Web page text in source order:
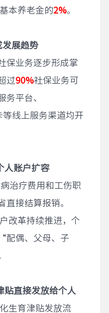
本养老金的2%。
发展趋势
保业务逐步形成掌
过90%社保业务可
务平台、
等线上服务渠道均开
人账户扩容
治疗费用和工伤职
直接结算报销。‌
改革持续推进，个
配偶、父母、子
贴直接发放给个人
生育津贴发放流